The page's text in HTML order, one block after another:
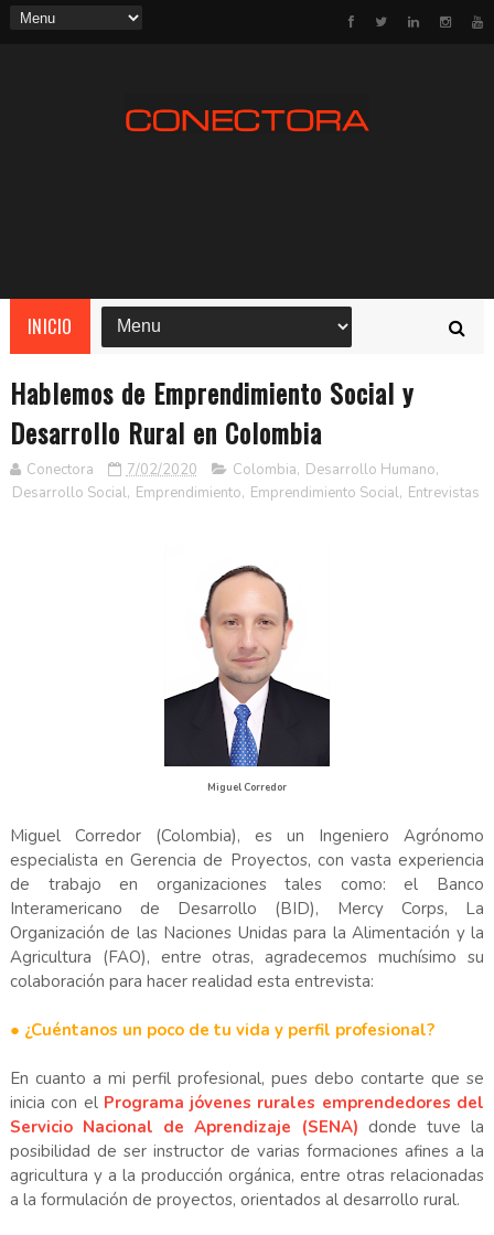
INICIO
Hablemos de Emprendimiento Social y
Desarrollo Rural en Colombia
Conectora 7/02/2020 Colombia, Desarrollo Humano,
Desarrollo Social, Emprendimiento, Emprendimiento Social, Entrevistas
Miguel Corredor
Miguel Corredor (Colombia), es un Ingeniero Agrónomo
especialista en Gerencia de Proyectos, con vasta experiencia
de trabajo en organizaciones tales como: el Banco
Interamericano de Desarrollo (BID), Mercy Corps, La
Organización de las Naciones Unidas para la Alimentación y la
Agricultura (FAO), entre otras, agradecemos muchísimo su
colaboración para hacer realidad esta entrevista:
● ¿Cuéntanos un poco de tu vida y perfil profesional?
En cuanto a mi perfil profesional, pues debo contarte que se
inicia con el Programa jóvenes rurales emprendedores del
Servicio Nacional de Aprendizaje (SENA) donde tuve la
posibilidad de ser instructor de varias formaciones afines a la
agricultura y a la producción orgánica, entre otras relacionadas
a la formulación de proyectos, orientados al desarrollo rural.